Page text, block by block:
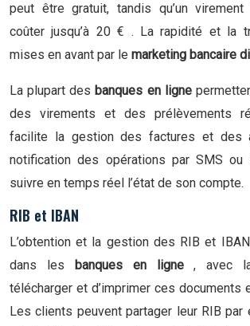
peut être gratuit, tandis qu’un
coûter jusqu’à 20 € . La rapidité et la
mises en avant par le marketing bancaire
La plupart des banques en ligne
des virements et des prélèvements
facilite la gestion des factures et des
notification des opérations par SMS ou
suivre en temps réel l’état de son compte.
RIB et IBAN
L’obtention et la gestion des RIB et
dans les banques en ligne, avec
télécharger et d’imprimer ces documents
Les clients peuvent partager leur RIB par